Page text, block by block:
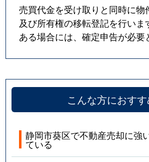
古庄
4,000万円 東
古庄
1,100万円 東
古庄
5,700万円 東
平和
800万円 静
9,000万円 静
平和
800万円 静岡
平和
売買代金を受け取りと同時に物
及び所有権の移転登記を行いま
ある場合には、確定申告が必要
こんな方におす
静岡市葵区で不動産売却に強
ている